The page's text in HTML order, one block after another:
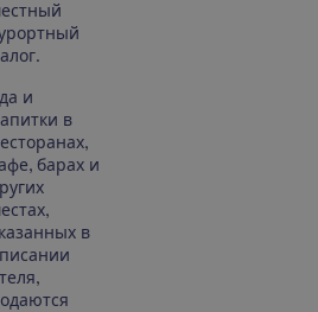
и
в
барах и
в